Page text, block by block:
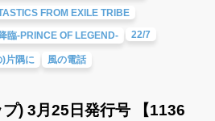
FROM EXILE TRIBE
臨-PRINCE OF LEGEND-
22/7
)片隅に 風の電話
) 3月25日発行号 【1136